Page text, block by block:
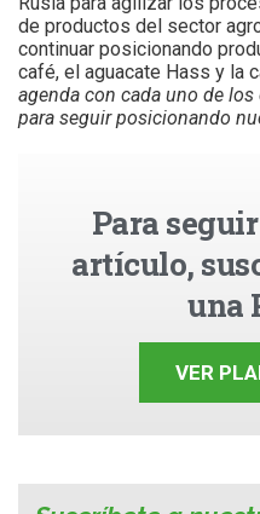
de productos del sector
continuar posicionando
café, el aguacate Hass y la
agenda con cada uno de
para seguir posicionando
Para
artículo,
una
VER